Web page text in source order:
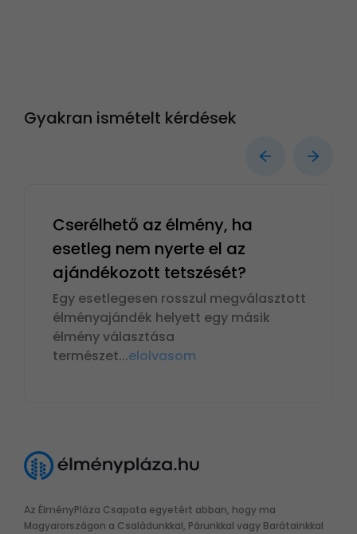
Gyakran ismételt kérdések
Cserélhető az élmény, ha
esetleg nem nyerte el az
ajándékozott tetszését?
Egy esetlegesen rosszul megválasztott
élményajándék helyett egy másik
élmény választása
természet...elolvasom
Az ÉlményPláza Csapata egyetért abban, hogy ma
Magyarországon a Családunkkal, Párunkkal vagy Barátainkkal